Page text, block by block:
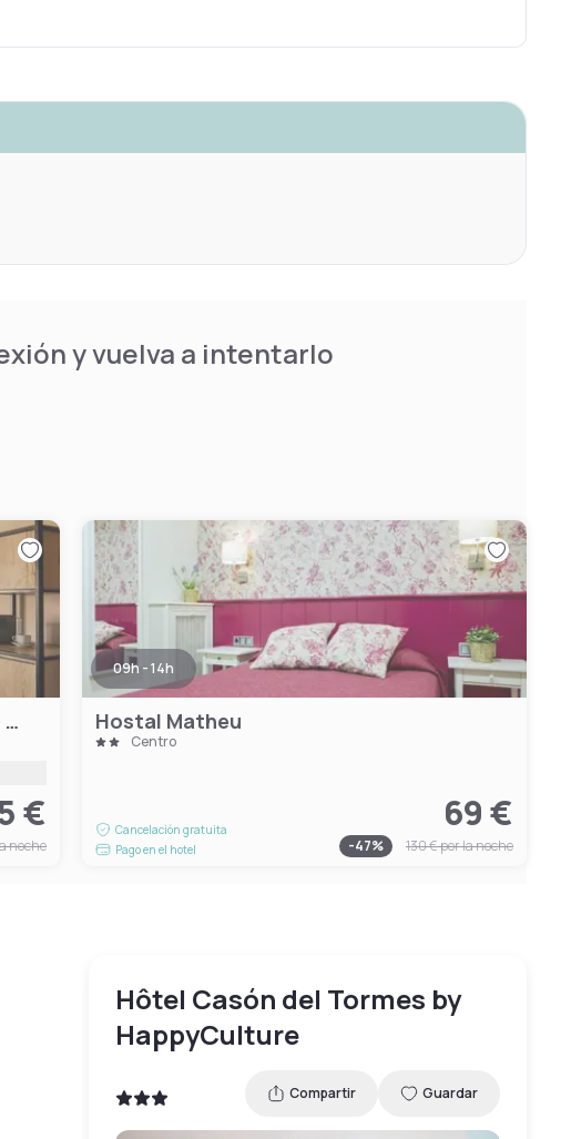
y vuelva a intentarlo
Hotel Indigo Madrid - Princesa, an IHG Hotel
€
noche
09h - 14h
Hostal Matheu
Centro
Cancelación gratuita
Pago en el hotel
69 €
-47% 130 €por la noche
Hôtel Casón del Tormes by
HappyCulture
Compartir Guardar